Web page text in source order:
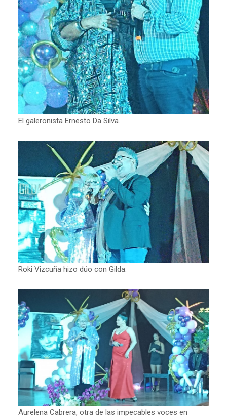
El galeronista Ernesto Da Silva.
Roki Vizcuña hizo dúo con Gilda.
Aurelena Cabrera, otra de las impecables voces en